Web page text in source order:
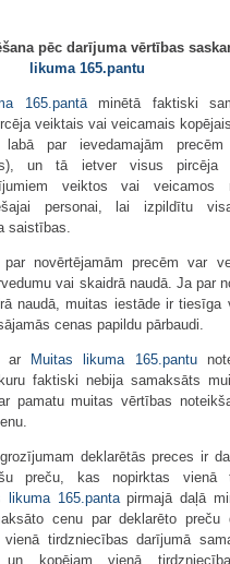
pēc darījuma vērtības
likuma 165.pantu
165.pantāminētā faktiski
veiktais vai veicamais
par ievedamajām
un tā ietver visus pircēja
veiktos vai veicamos
personai, lai izpildītu
saistības.
par novērtējamām precēm var
vai skaidrā naudā. Ja par
naudā, muitas iestāde ir tiesīga
cenas papildu pārbaudi.
ar Muitas likuma 165.pantu
faktiski nebija samaksāts
pamatu muitas vērtības
deklarētās preces ir
preču, kas nopirktas vienā
likuma 165.pantapirmajā daļā
cenu par deklarēto preču
vienā tirdzniecības darījumā
un kopējam vienā